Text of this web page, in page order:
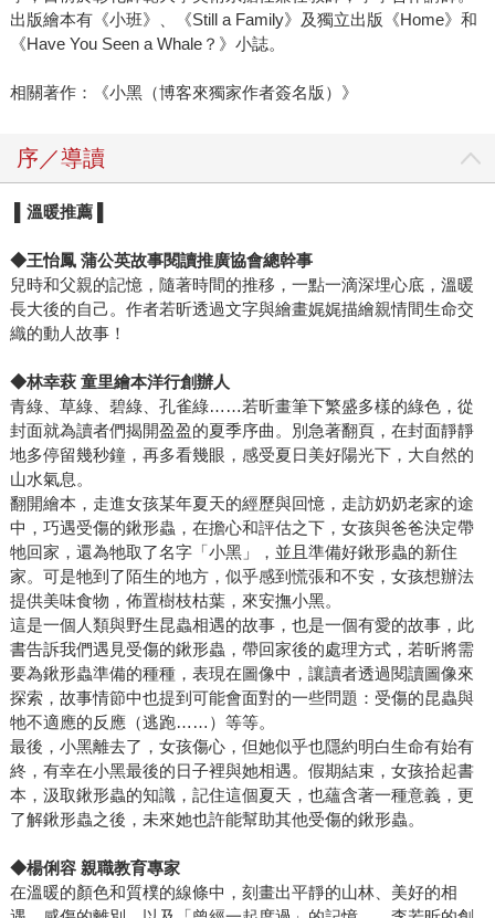
出版繪本有《小班》、《Still a Family》及獨立出版《Home》和
《Have You Seen a Whale？》小誌。
相關著作：《小黑（博客來獨家作者簽名版）》
序／導讀
▌溫暖推薦
◆王怡鳳 蒲公英故事閱讀推廣協會總幹事
兒時和父親的記憶，隨著時間的推移，一點一滴深埋心底，溫暖
長大後的自己。作者若昕透過文字與繪畫娓娓描繪親情間生命交
織的動人故事！
◆林幸萩 童里繪本洋行創辦人
青綠、草綠、碧綠、孔雀綠……若昕畫筆下繁盛多樣的綠色，從
封面就為讀者們揭開盈盈的夏季序曲。別急著翻頁，在封面靜靜
地多停留幾秒鐘，再多看幾眼，感受夏日美好陽光下，大自然的
山水氣息。
翻開繪本，走進女孩某年夏天的經歷與回憶，走訪奶奶老家的途
中，巧遇受傷的鍬形蟲，在擔心和評估之下，女孩與爸爸決定帶
牠回家，還為牠取了名字「小黑」，並且準備好鍬形蟲的新住
家。可是牠到了陌生的地方，似乎感到慌張和不安，女孩想辦法
提供美味食物，佈置樹枝枯葉，來安撫小黑。
這是一個人類與野生昆蟲相遇的故事，也是一個有愛的故事，此
書告訴我們遇見受傷的鍬形蟲，帶回家後的處理方式，若昕將需
要為鍬形蟲準備的種種，表現在圖像中，讓讀者透過閱讀圖像來
探索，故事情節中也提到可能會面對的一些問題：受傷的昆蟲與
牠不適應的反應（逃跑……）等等。
最後，小黑離去了，女孩傷心，但她似乎也隱約明白生命有始有
終，有幸在小黑最後的日子裡與她相遇。假期結束，女孩拾起書
本，汲取鍬形蟲的知識，記住這個夏天，也蘊含著一種意義，更
了解鍬形蟲之後，未來她也許能幫助其他受傷的鍬形蟲。
◆楊俐容 親職教育專家
在溫暖的顏色和質樸的線條中，刻畫出平靜的山林、美好的相